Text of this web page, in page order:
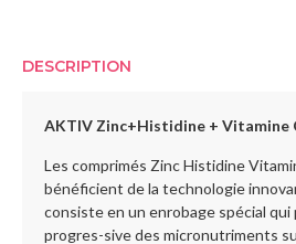
DESCRIPTION
AKTIV Zinc+Histidine + Vitamine
Les comprimés Zinc Histidine
bénéficient de la technologie
consiste en un enrobage spécial
progres-sive des micronutriments